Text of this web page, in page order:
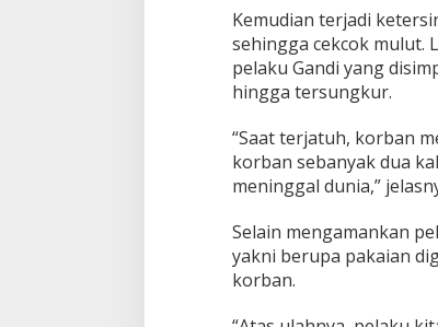
t
r
e
s
k
i
m
P
o
r
e
s
Kemudian terjadi
sehingga cekcok mulut.
pelaku Gandi yang
hingga tersungkur.
“Saat terjatuh, korban
korban sebanyak dua
meninggal dunia,”
Selain mengamankan
yakni berupa pakaian
korban.